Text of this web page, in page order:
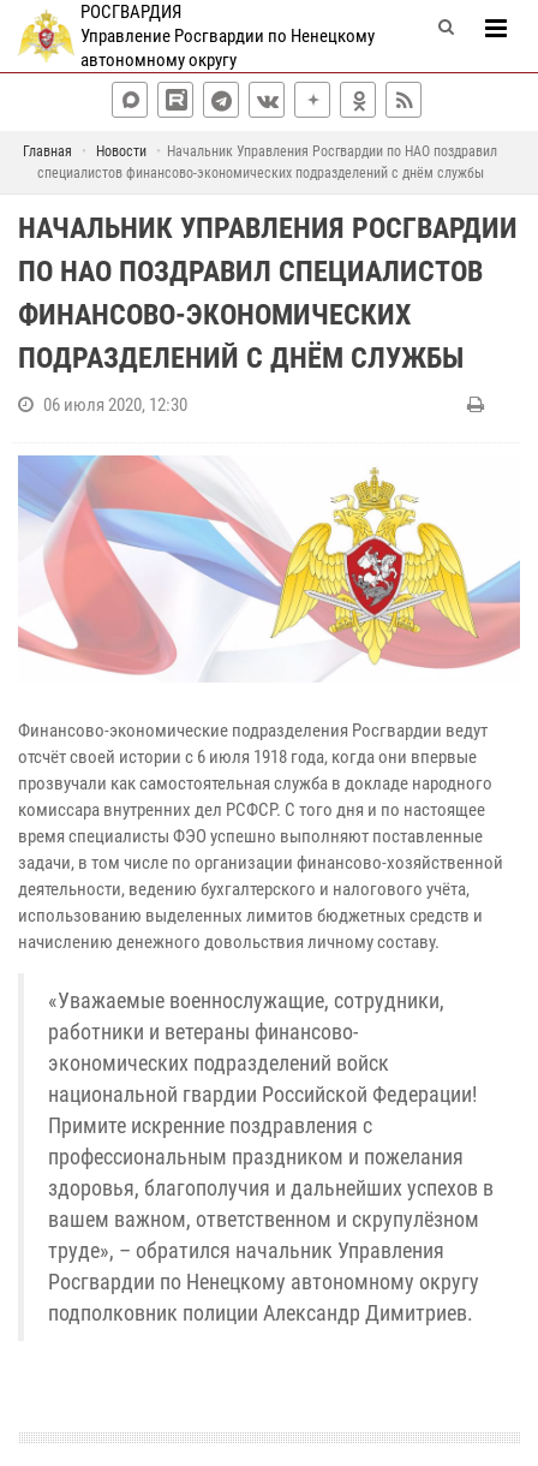
РОСГВАРДИЯ
Управление Росгвардии по Ненецкому
автономному округу
Главная Новости
Начальник Управления Росгвардии по НАО поздравил
специалистов финансово-экономических подразделений с днём службы
НАЧАЛЬНИК УПРАВЛЕНИЯ РОСГВАРДИИ
ПО НАО ПОЗДРАВИЛ СПЕЦИАЛИСТОВ
ФИНАНСОВО-ЭКОНОМИЧЕСКИХ
ПОДРАЗДЕЛЕНИЙ С ДНЁМ СЛУЖБЫ
06 июля 2020, 12:30
Финансово-экономические подразделения Росгвардии ведут
отсчёт своей истории с 6 июля 1918 года, когда они впервые
прозвучали как самостоятельная служба в докладе народного
комиссара внутренних дел РСФСР. С того дня и по настоящее
время специалисты ФЭО успешно выполняют поставленные
задачи, в том числе по организации финансово-хозяйственной
деятельности, ведению бухгалтерского и налогового учёта,
использованию выделенных лимитов бюджетных средств и
начислению денежного довольствия личному составу.
«Уважаемые военнослужащие, сотрудники,
работники и ветераны финансово-
экономических подразделений войск
национальной гвардии Российской Федерации!
Примите искренние поздравления с
профессиональным праздником и пожелания
здоровья, благополучия и дальнейших успехов в
вашем важном, ответственном и скрупулёзном
труде», – обратился начальник Управления
Росгвардии по Ненецкому автономному округу
подполковник полиции Александр Димитриев.